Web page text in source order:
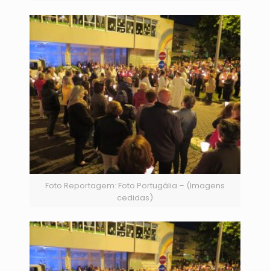
Foto Reportagem: Foto Portugália – (Imagens
cedidas)